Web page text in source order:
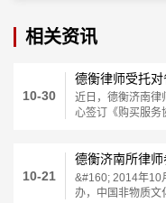
相关资讯
10-30
德衡律师受托
近日，德衡济南律
心签订《购买服务
10-21
德衡济南所律
&#160; 2014年10
办，中国非物质文